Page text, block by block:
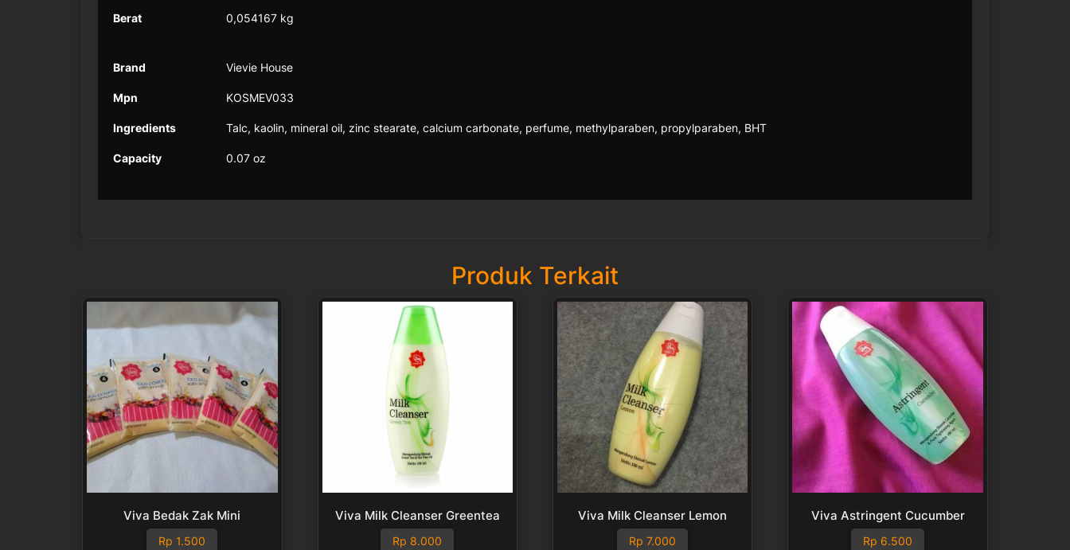
Berat 0,054167 kg
Brand Vievie House
Mpn KOSMEV033
Ingredients Talc, kaolin, mineral oil, zinc stearate, calcium carbonate, perfume, methylparaben, propylparaben, BHT
Capacity 0.07 oz
Produk Terkait
Viva Bedak Zak Mini
Rp 1.500
Viva Milk Cleanser Greentea
Rp 8.000
Viva Milk Cleanser Lemon
Rp 7.000
Viva Astringent Cucumber
Rp 6.500